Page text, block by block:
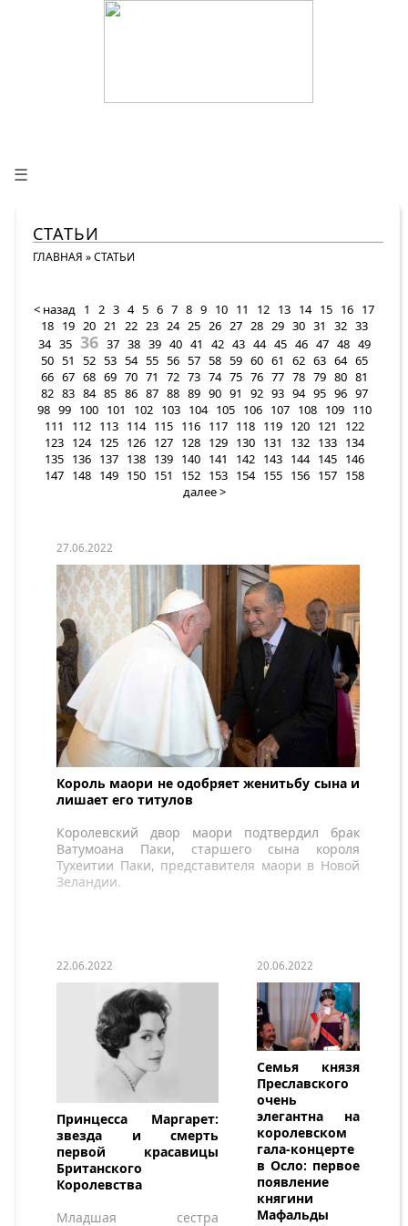
☰
СТАТЬИ
ГЛАВНАЯ »СТАТЬИ
< назад 1 2 3 4 5 6 7 8 9 10 11 12 13 14 15 16 17
18 19 20 21 22 23 24 25 26 27 28 29 30 31 32 33
34 35 36 37 38 39 40 41 42 43 44 45 46 47 48 49
50 51 52 53 54 55 56 57 58 59 60 61 62 63 64 65
66 67 68 69 70 71 72 73 74 75 76 77 78 79 80 81
82 83 84 85 86 87 88 89 90 91 92 93 94 95 96 97
98 99 100 101 102 103 104 105 106 107 108 109 110
111
112 113 114 115 116 117 118 119 120 121
122
123 124 125 126 127 128 129 130 131 132 133 134
135 136 137 138 139 140 141 142 143 144 145 146
147 148 149 150 151 152 153 154 155 156 157 158
далее >
27.06.2022
Король маори не одобряет женитьбу сына и
лишает его титулов
Королевский двор маори подтвердил брак
Ватумоана Паки, старшего сына короля
Тухеитии Паки, представителя маори в Новой
Зеландии.
22.06.2022
Принцесса Маргарет:
звезда и смерть
первой красавицы
Британского
Королевства
Младшая сестра
20.06.2022
Семья князя
Преславского
очень
элегантна на
королевском
гала-концерте
в Осло: первое
появление
княгини
Мафальды